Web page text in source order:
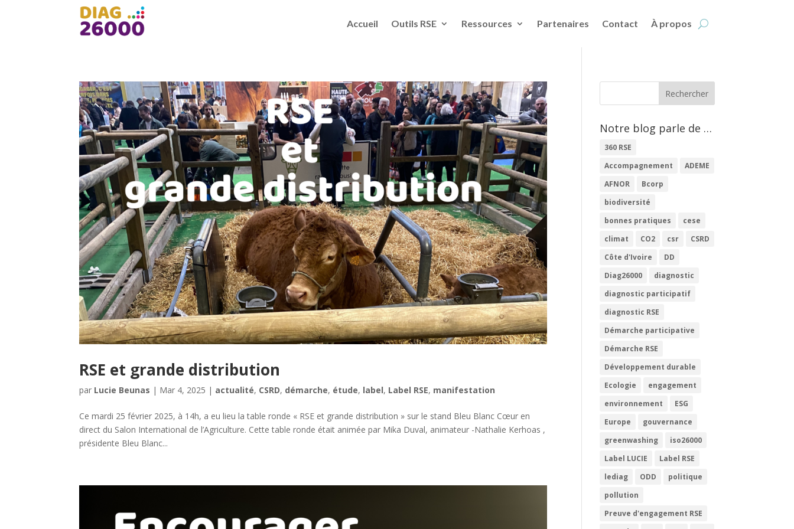
Accueil Outils RSE Ressources Partenaires Contact À propos
RSE et grande distribution
par Lucie Beunas | Mar 4, 2025 | actualité, CSRD, démarche, étude, label, Label RSE, manifestation
Ce mardi 25 février 2025, à 14h, a eu lieu la table ronde « RSE et grande distribution » sur le stand Bleu Blanc Cœur en
direct du Salon International de l’Agriculture. Cette table ronde était animée par Mika Duval, animateur -Nathalie Kerhoas ,
présidente Bleu Blanc...
Notre blog parle de …
360 RSE
Accompagnement
ADEME
AFNOR
Bcorp
biodiversité
bonnes pratiques
cese
climat
CO2 csr
CSRD
Côte d'Ivoire
DD
Diag26000
diagnostic
diagnostic participatif
diagnostic RSE
Démarche participative
Démarche RSE
Développement durable
Ecologie
engagement
environnement
ESG
Europe
gouvernance
greenwashing
iso26000
Label LUCIE
Label RSE
lediag
ODD
politique
pollution
Preuve d'engagement RSE